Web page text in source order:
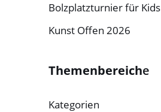
Bolzplatzturnier für Kids
Kunst Offen 2026
Themenbereiche
Kategorien